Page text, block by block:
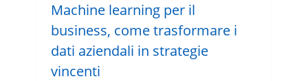
Machine learning per il
business, come trasformare i
dati aziendali in strategie
vincenti